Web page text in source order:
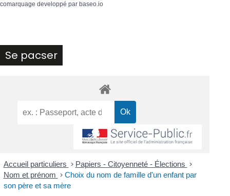
comarquage developpé par baseo.io
Se pacser
Accueil particuliers > Papiers - Citoyenneté - Élections >
Nom et prénom > Choix du nom de famille d'un enfant par
son père et sa mère